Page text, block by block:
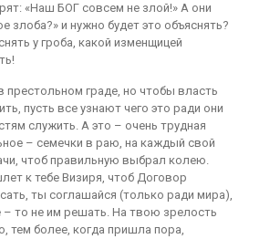
«Наш БОГ совсем не злой!» А они
злоба?» и нужно будет это объяснять?
у гроба, какой изменщицей
граде, но чтобы власть
пусть все узнают чего это ради они
служить. А это – очень трудная
– семечки в раю, на каждый свой
чтоб правильную выбрал колею.
к тебе Визиря, чтоб Договор
ты соглашайся (только ради мира),
– то не им решать. На твою зрелость
тем более, когда пришла пора,